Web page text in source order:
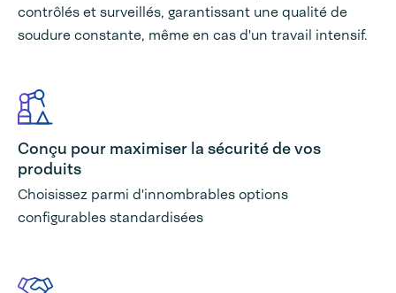
contrôlés et surveillés, garantissant une qualité de
soudure constante, même en cas d'un travail intensif.
Conçu pour maximiser la sécurité de vos
produits
Choisissez parmi d'innombrables options
configurables standardisées